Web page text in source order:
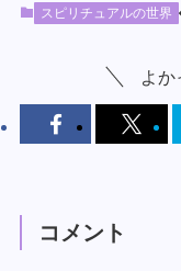
スピリチュアルの世界
よか
コメント